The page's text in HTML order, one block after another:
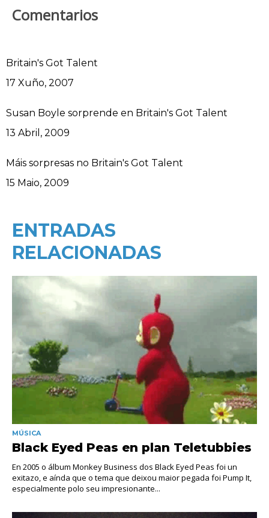
Comentarios
Britain's Got Talent
Data
17 Xuño, 2007
Susan Boyle sorprende en Britain's Got Talent
Data
13 Abril, 2009
Máis sorpresas no Britain's Got Talent
Data
15 Maio, 2009
ENTRADAS
RELACIONADAS
MÚSICA
Black Eyed Peas en plan Teletubbies
En 2005 o álbum Monkey Business dos Black Eyed Peas foi un
exitazo, e aínda que o tema que deixou maior pegada foi Pump It,
especialmente polo seu impresionante...